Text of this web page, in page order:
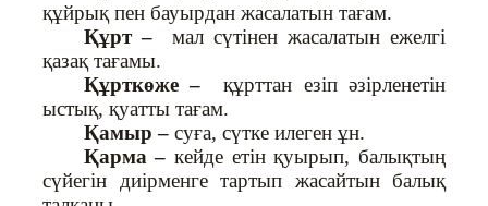
құйрық пен бауырдан жасалатын тағам.
Құрт – мал сүтінен жасалатын ежелгі
қазақ тағамы.
Құрткөже –құрттан езіп әзірленетін
ыстық, қуатты тағам.
Қамыр – суға, сүтке илеген ұн.
Қарма –кейде етін қуырып, балықтың
сүйегін диірменге тартып жасайтын балық